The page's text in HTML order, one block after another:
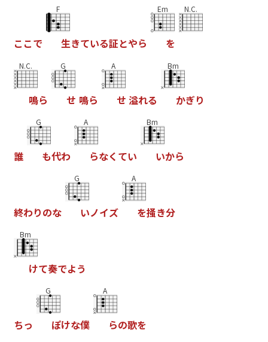
こ こで
F
生きている証とやら
Em
を
N.C.
N.C.
鳴ら
G
せ 鳴ら
A
せ 溢れる
Bm
かぎり
誰
G
も代わ
A
らなく てい
Bm
いから
終わりのな
G
いノイズ
A
を掻き分
Bm
けて奏でよう
ちっ
G
ぽけな僕
A
らの歌を